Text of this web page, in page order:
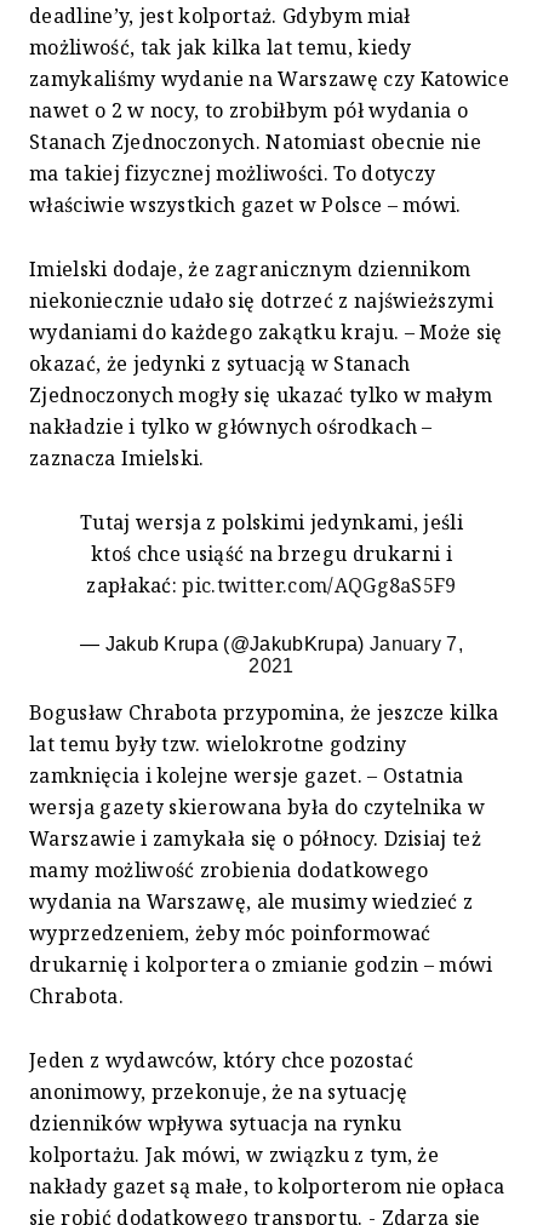
deadline’y, jest kolportaż. Gdybym miał
możliwość, tak jak kilka lat temu, kiedy
zamykaliśmy wydanie na Warszawę czy Katowice
nawet o 2 w nocy, to zrobiłbym pół wydania o
Stanach Zjednoczonych. Natomiast obecnie nie
ma takiej fizycznej możliwości. To dotyczy
właściwie wszystkich gazet w Polsce – mówi.
Imielski dodaje, że zagranicznym dziennikom
niekoniecznie udało się dotrzeć z najświeższymi
wydaniami do każdego zakątku kraju. – Może się
okazać, że jedynki z sytuacją w Stanach
Zjednoczonych mogły się ukazać tylko w małym
nakładzie i tylko w głównych ośrodkach –
zaznacza Imielski.
Tutaj wersja z polskimi jedynkami, jeśli
ktoś chce usiąść na brzegu drukarni i
zapłakać:pic.twitter.com/AQGg8aS5F9
— Jakub Krupa (@JakubKrupa) January 7,
2021
Bogusław Chrabota przypomina, że jeszcze kilka
lat temu były tzw. wielokrotne godziny
zamknięcia i kolejne wersje gazet. – Ostatnia
wersja gazety skierowana była do czytelnika w
Warszawie i zamykała się o północy. Dzisiaj też
mamy możliwość zrobienia dodatkowego
wydania na Warszawę, ale musimy wiedzieć z
wyprzedzeniem, żeby móc poinformować
drukarnię i kolportera o zmianie godzin – mówi
Chrabota.
Jeden z wydawców, który chce pozostać
anonimowy, przekonuje, że na sytuację
dzienników wpływa sytuacja na rynku
kolportażu. Jak mówi, w związku z tym, że
nakłady gazet są małe, to kolporterom nie opłaca
się robić dodatkowego transportu. - Zdarza się